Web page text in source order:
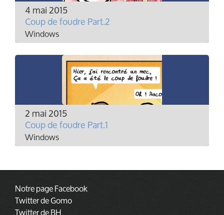
4 mai 2015
Coup de foudre Part.2
Windows
2 mai 2015
Coup de foudre Part.1
Windows
Notre page Facebook
Twitter de Gomo